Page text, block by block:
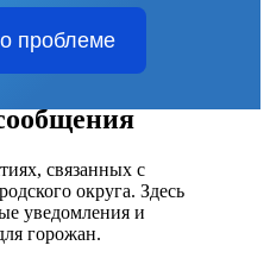
проблеме
связанных с
округа. Здесь
уведомления и
горожан.